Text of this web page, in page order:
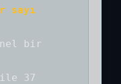
sayı
bir
37